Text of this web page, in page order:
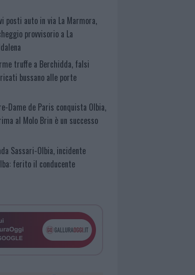
posti auto in via La Marmora,
provvisorio a La
truffe a Berchidda, falsi
bussano alle porte
Dame de Paris conquista Olbia,
al Molo Brin è un successo
Sassari-Olbia, incidente
ferito il conducente